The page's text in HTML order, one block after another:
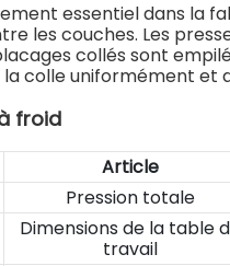
essentiel dans la
les couches. Les
collés sont
colle uniformément et
froid
Article
Pression totale
Dimensions de la table
travail